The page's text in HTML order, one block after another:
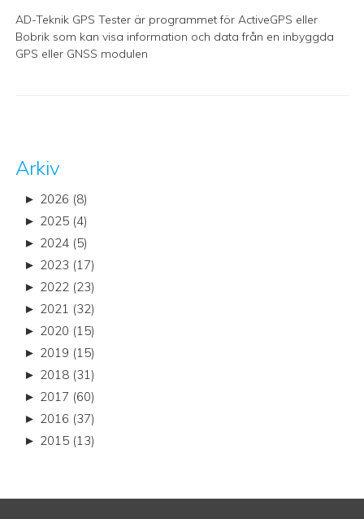
AD-Teknik GPS Tester är programmet för ActiveGPS eller
Bobrik som kan visa information och data från en inbyggda
GPS eller GNSS modulen
Arkiv
► 2026 (8)
► 2025 (4)
► 2024 (5)
► 2023 (17)
► 2022 (23)
► 2021 (32)
► 2020 (15)
► 2019 (15)
► 2018 (31)
► 2017 (60)
► 2016 (37)
► 2015 (13)